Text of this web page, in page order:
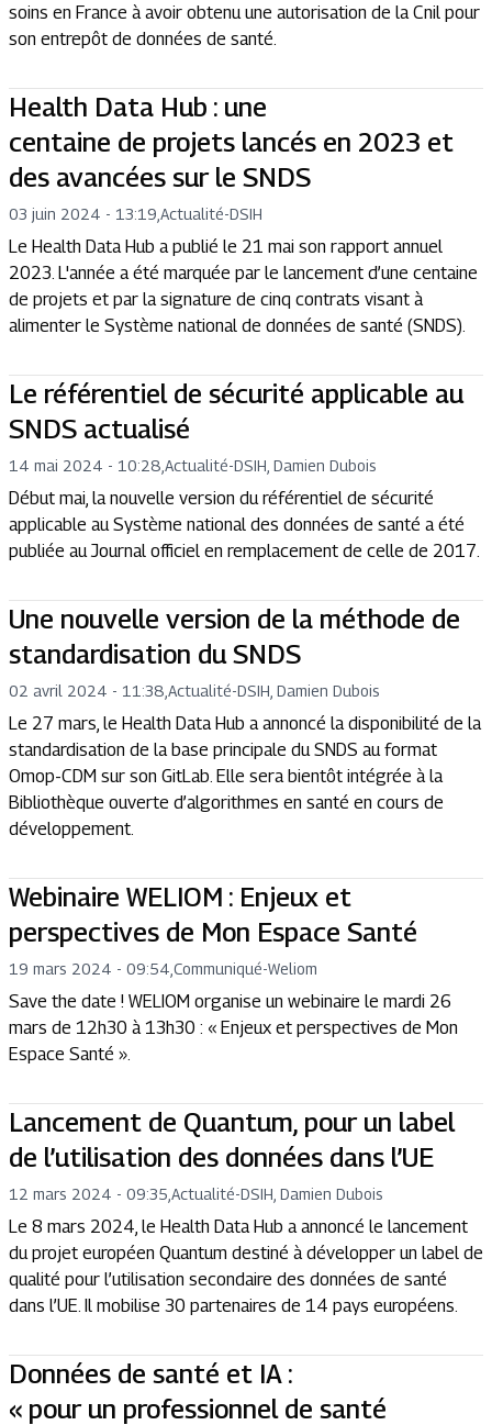
soins en France à avoir obtenu une autorisation de la Cnil pour
son entrepôt de données de santé.
Health Data Hub : une
centaine de projets lancés en 2023 et
des avancées sur le SNDS
03 juin 2024 - 13:19 Actualité-DSIH
Le Health Data Hub a publié le 21 mai son rapport annuel
2023. L'année a été marquée par le lancement d’une centaine
de projets et par la signature de cinq contrats visant à
alimenter le Système national de données de santé (SNDS).
Le référentiel de sécurité applicable au
SNDS actualisé
14 mai 2024 - 10:28 Actualité-DSIH, Damien Dubois
Début mai, la nouvelle version du référentiel de sécurité
applicable au Système national des données de santé a été
publiée au Journal officiel en remplacement de celle de 2017.
Une nouvelle version de la méthode de
standardisation du SNDS
02 avril 2024 - 11:38 Actualité-DSIH, Damien Dubois
Le 27 mars, le Health Data Hub a annoncé la disponibilité de la
standardisation de la base principale du SNDS au format
Omop-CDM sur son GitLab. Elle sera bientôt intégrée à la
Bibliothèque ouverte d’algorithmes en santé en cours de
développement.
Webinaire WELIOM : Enjeux et
perspectives de Mon Espace Santé
19 mars 2024 - 09:54 Communiqué-Weliom
Save the date ! WELIOM organise un webinaire le mardi 26
mars de 12h30 à 13h30 : « Enjeux et perspectives de Mon
Espace Santé ».
Lancement de Quantum, pour un label
de l’utilisation des données dans l’UE
12 mars 2024 - 09:35 Actualité-DSIH, Damien Dubois
Le 8 mars 2024, le Health Data Hub a annoncé le lancement
du projet européen Quantum destiné à développer un label de
qualité pour l’utilisation secondaire des données de santé
dans l’UE. Il mobilise 30 partenaires de 14 pays européens.
Données de santé et IA :
« pour un professionnel de santé